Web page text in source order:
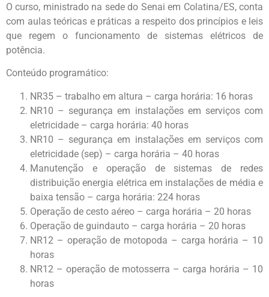
O curso, ministrado na sede do Senai em Colatina/ES, conta
com aulas teóricas e práticas a respeito dos princípios e leis
que regem o funcionamento de sistemas elétricos de
potência.
Conteúdo programático:
NR35 – trabalho em altura – carga horária: 16 horas
NR10 – segurança em instalações em serviços com
eletricidade – carga horária: 40 horas
NR10 – segurança em instalações em serviços com
eletricidade (sep) – carga horária – 40 horas
Manutenção e operação de sistemas de redes
distribuição energia elétrica em instalações de média e
baixa tensão – carga horária: 224 horas
Operação de cesto aéreo – carga horária – 20 horas
Operação de guindauto – carga horária – 20 horas
NR12 – operação de motopoda – carga horária – 10
horas
NR12 – operação de motosserra – carga horária – 10
horas